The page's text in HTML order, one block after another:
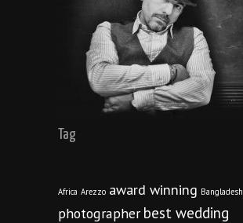
Tag
Africa Arezzo award winning Bangladesh
photographer best wedding